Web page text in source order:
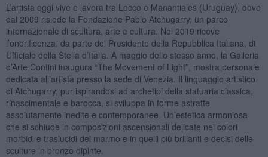
L’artista oggi vive e lavora tra Lecco e Manantiales (Uruguay), dove
dal 2009 risiede la Fondazione Pablo Atchugarry, un parco
internazionale di scultura, arte e cultura. Nel 2019 riceve
l’onorificenza, da parte del Presidente della Repubblica Italiana, di
Ufficiale della Stella d’Italia. A maggio dello stesso anno, la Galleria
d’Arte Contini inaugura “The Movement of Light”, mostra personale
dedicata all’artista presso la sede di Venezia. Il linguaggio artistico
di Atchugarry, pur ispirandosi ad archetipi della statuaria classica,
rinascimentale e barocca, si sviluppa in forme astratte
assolutamente inedite e contemporanee. Un’estetica armoniosa
che si schiude in composizioni ascensionali delicate nei colori
morbidi e traslucidi del marmo e in quelli più brillanti e decisi delle
sculture in bronzo dipinte.